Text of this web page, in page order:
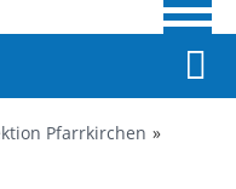
Pfarrkirchen